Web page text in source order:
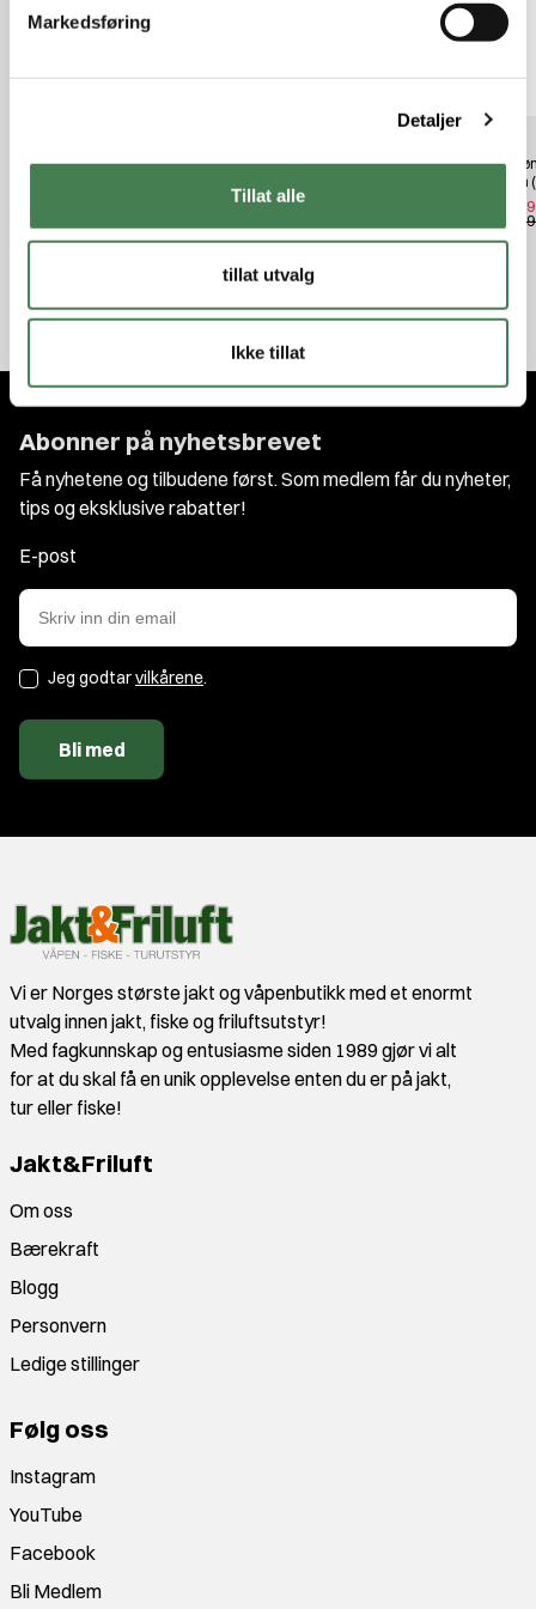
Markedsføring
Detaljer
Tillat alle
tillat utvalg
Ikke tillat
Norrøna Mountaineering Bib (W)
Fjällräven Tab Hat Grey
kr 499,00
kr 1
kr 2
Abonner på nyhetsbrevet
Få nyhetene og tilbudene først. Som medlem får du nyheter,
tips og eksklusive rabatter!
E-post
Jeg godtarvilkårene.
Bli med
Vi er Norges største jakt og våpenbutikk med et enormt
utvalg innen jakt, fiske og friluftsutstyr!
Med fagkunnskap og entusiasme siden 1989 gjør vi alt
for at du skal få en unik opplevelse enten du er på jakt,
tur eller fiske!
Jakt&Friluft
Om oss
Bærekraft
Blogg
Personvern
Ledige stillinger
Følg oss
Instagram
YouTube
Facebook
Bli Medlem